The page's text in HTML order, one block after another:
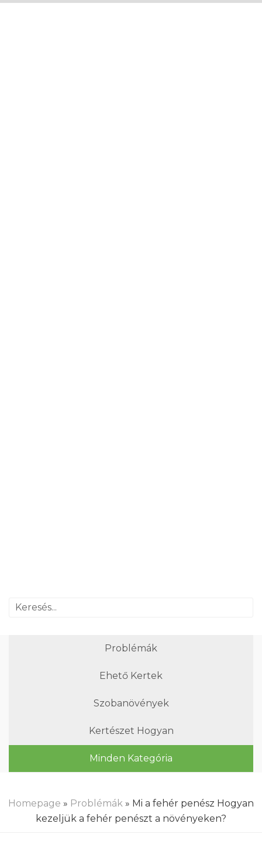
Problémák
Ehető Kertek
Szobanövények
Kertészet Hogyan
Minden Kategória
Homepage » Problémák » Mi a fehér penész Hogyan
kezeljük a fehér penészt a növényeken?